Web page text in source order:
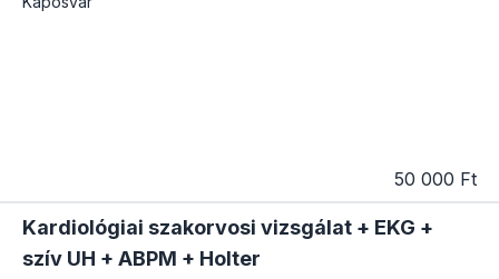
50 000 Ft
Kardiológiai szakorvosi vizsgálat + EKG +
szív UH + ABPM + Holter